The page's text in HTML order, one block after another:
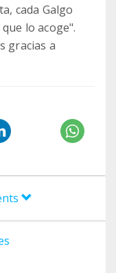
cada Galgo
lo acoge".
gracias a